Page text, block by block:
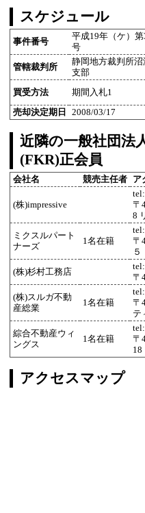
スケジュール
事件番号
平成19年（ケ）第
号
管轄裁判所
静岡地方裁判所沼
支部
買受方法 期間入札1
売却決定期日
2008/03/17
近隣の一般社団法
(FKR)正会員
会社名 競売主任者 ア
(株)impressive
〒
8
ミクスルパート
ナーズ
1名在籍
〒
５
(株)杉村工務店
〒
(株)スルガ不動
産総業
1名在籍
〒
テ
綜合不動産ウィ
ングス
1名在籍
〒
18
アクセスマップ